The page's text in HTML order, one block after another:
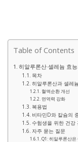
Table of Contents
히알루론산·셀레늄 효
목차
히알루론산과 셀레
혈액순환 개선
면역력 강화
복용법
비타민D와 칼슘의
수험생을 위한 건강
자주 묻는 질문
Q1: 히알루론산